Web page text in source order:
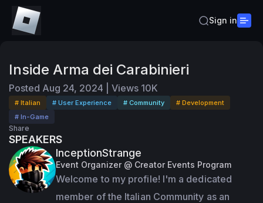
Sign in
Inside Arma dei Carabinieri
Posted Aug 24, 2024 Views 10K
# Italian # User Experience # Community
# Development
# In-Game
Share
SPEAKERS
InceptionStrange
Event Organizer @ Creator Events Program
Welcome to my profile! I'm a dedicated
member of the Italian Community as an